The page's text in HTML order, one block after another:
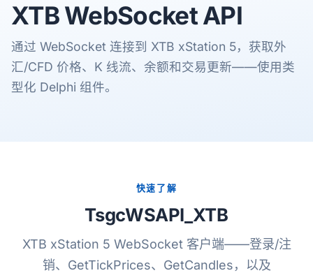
XTBWebSocket API
通过 WebSocket 连接到 XTB xStation 5，获取外
汇/CFD 价格、K 线流、余额和交易更新——使用类
型化 Delphi 组件。
快速了解
TsgcWSAPI_XTB
XTB xStation 5 WebSocket 客户端——登录/注
销、GetTickPrices、GetCandles，以及